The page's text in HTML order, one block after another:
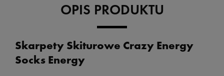
OPIS PRODUKTU
Skarpety Skiturowe Crazy Energy
Socks Energy